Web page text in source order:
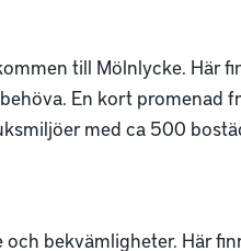
till Mölnlycke. Här
En kort promenad
med ca 500
bekvämligheter. Här